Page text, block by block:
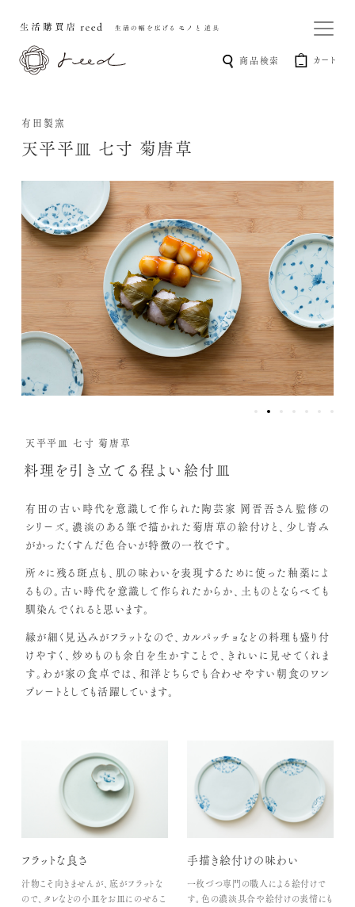
商品検索 カート
有田製窯
天平平皿 七寸 菊唐草
天平平皿 七寸 菊唐草
料理を引き立てる程よい絵付皿
有田の古い時代を意識して作られた陶芸家 岡晋吾さん監修の
シリーズ。濃淡のある筆で描かれた菊唐草の絵付けと、少し青み
がかったくすんだ色合いが特徴の一枚です。
所々に残る斑点も、肌の味わいを表現するために使った釉薬によ
るもの。古い時代を意識して作られたからか、土ものとならべても
馴染んでくれると思います。
縁が細く見込みがフラットなので、カルパッチョなどの料理も盛り付
けやすく、炒めものも余白を生かすことで、きれいに見せてくれま
す。わが家の食卓では、和洋どちらでも合わせやすい朝食のワン
プレートとしても活躍しています。
フラットな良さ
汁物こそ向きませんが、底がフラットな
ので、タレなどの小皿をお皿にのせるこ
手描き絵付けの味わい
一枚づつ専門の職人による絵付けで
す。色の濃淡具合や絵付けの表情にも